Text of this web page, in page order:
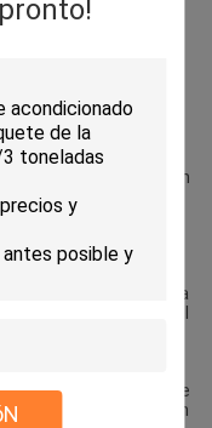
y la función de EVI, la
para las unidades
B bajo
que resuelven
en áreas frías en
voluta
compresor del
el compresor común
más estable,
rendimiento
de la
detectar exacto la
de vuelta del
interior del
el cambio en
la
de calefacción de
interior constante con